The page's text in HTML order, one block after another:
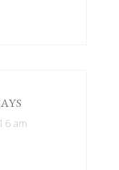
am